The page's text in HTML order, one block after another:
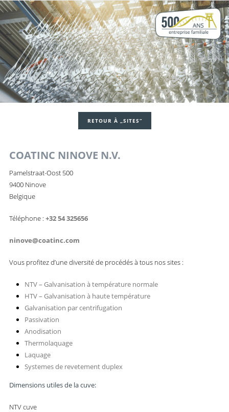
RETOUR À „SITES“
COATINC NINOVE N.V.
Pamelstraat-Oost 500
9400 Ninove
Belgique
Téléphone : +32 54 325656
ninove@coatinc.com
Vous profitez d’une diversité de procédés à tous nos sites :
NTV – Galvanisation à température normale
HTV – Galvanisation à haute température
Galvanisation par centrifugation
Passivation
Anodisation
Thermolaquage
Laquage
Systemes de revetement duplex
Dimensions utiles de la cuve:
NTV cuve